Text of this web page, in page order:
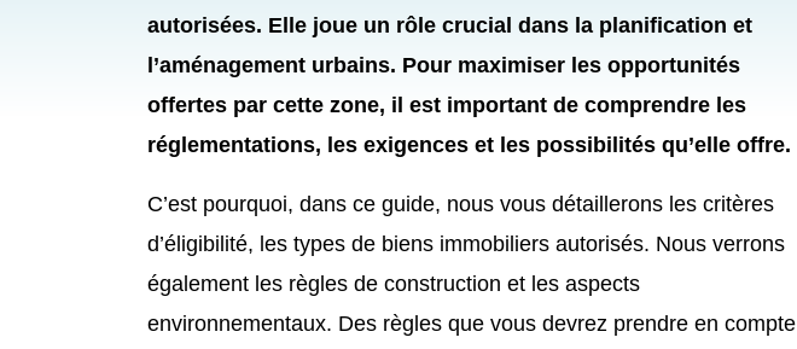
autorisées. Elle joue un rôle crucial dans la planification et
l’aménagement urbains. Pour maximiser les opportunités
offertes par cette zone, il est important de comprendre les
réglementations, les exigences et les possibilités qu’elle offre.
C’est pourquoi, dans ce guide, nous vous détaillerons les critères
d’éligibilité, les types de biens immobiliers autorisés. Nous verrons
également les règles de construction et les aspects
environnementaux. Des règles que vous devrez prendre en compte